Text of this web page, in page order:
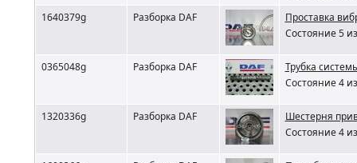
1640379g
Разборка DAF
Проставка
Состояние 5
0365048g Разборка DAF
Трубка
Состояние 4
1320336g Разборка DAF
Шестерня
Состояние 4